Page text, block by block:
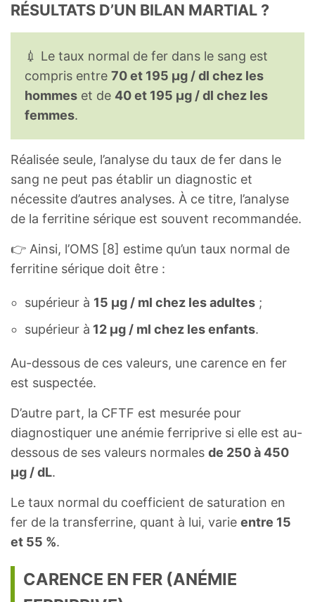
RÉSULTATS D’UN BILAN MARTIAL ?
💉 Le taux normal de fer dans le sang est
compris entre 70 et 195 μg / dl chez les
hommes et de 40 et 195 μg / dl chez les
femmes.
Réalisée seule, l’analyse du taux de fer dans le
sang ne peut pas établir un diagnostic et
nécessite d’autres analyses. À ce titre, l’analyse
de la ferritine sérique est souvent recommandée.
👉 Ainsi, l’OMS [8] estime qu’un taux normal de
ferritine sérique doit être :
supérieur à 15 μg / ml chez les adultes ;
supérieur à 12 μg / ml chez les enfants.
Au-dessous de ces valeurs, une carence en fer
est suspectée.
D’autre part, la CFTF est mesurée pour
diagnostiquer une anémie ferriprive si elle est au-
dessous de ses valeurs normales de 250 à 450
µg / dL.
Le taux normal du coefficient de saturation en
fer de la transferrine, quant à lui, varie entre 15
et 55 %.
CARENCE EN FER (ANÉMIE